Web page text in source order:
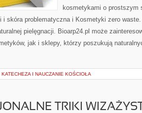
kosmetykami o prostszym
i skóra problematyczna i Kosmetyki zero
pielęgnacji. Bioarp24.pl może
jak i sklepy, którzy poszukują
KATECHEZA I NAUCZANIE KOŚCIOŁA
TRIKI